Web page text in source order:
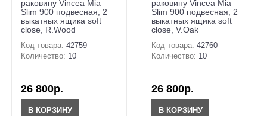
раковину Vincea Mia
Slim 900 подвесная, 2
выкатных ящика soft
close, R.Wood
Код товара: 42759
Количество: 10
26 800р.
В КОРЗИНУ
раковину Vincea Mia
Slim 900 подвесная, 2
выкатных ящика soft
close, V.Oak
Код товара: 42760
Количество: 10
26 800р.
В КОРЗИНУ